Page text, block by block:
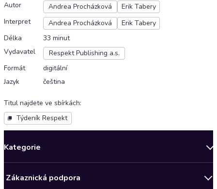
Autor Andrea Procházková
Erik Tabery
Interpret
Andrea Procházková
Erik Tabery
Délka
33 minut
Vydavatel
Respekt Publishing a.s.
Formát
digitální
Jazyk
čeština
Titul najdete ve sbírkách:
Týdeník Respekt
Kategorie
Bestsellery měsíce
Zákaznická podpora